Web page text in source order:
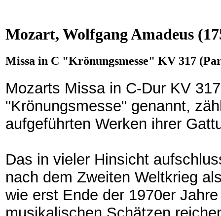
Mozart, Wolfgang Amadeus
Missa in C "Krönungsmesse" KV 317
Mozarts Missa in C-Dur KV
"Krönungsmesse" genannt,
aufgeführten Werken ihrer
Das in vieler Hinsicht
nach dem Zweiten Weltkrieg
wie erst Ende der 1970er